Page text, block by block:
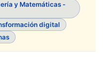
y Matemáticas -
digital